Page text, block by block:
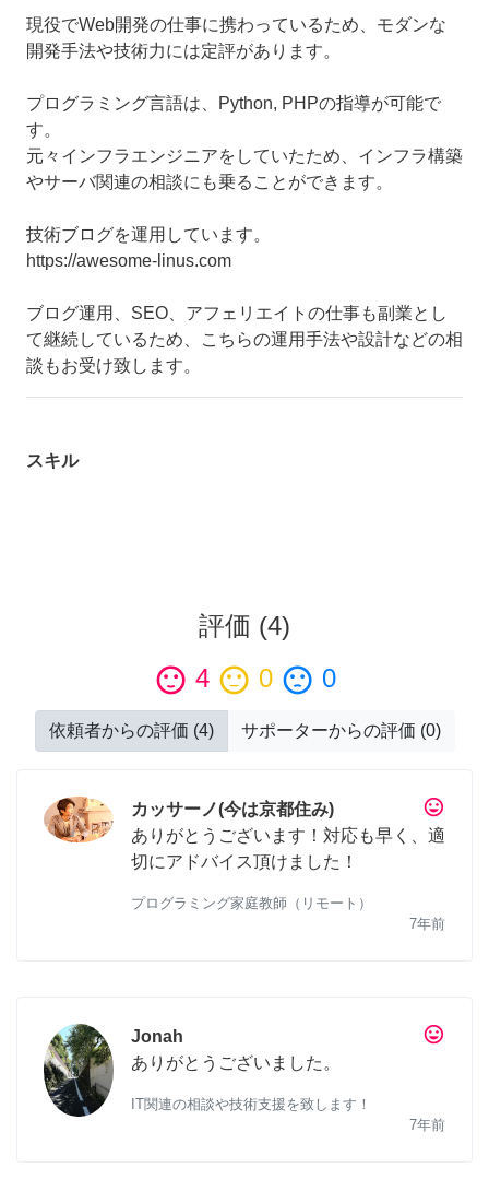
現役でWeb開発の仕事に携わっているため、モダンな
開発手法や技術力には定評があります。
プログラミング言語は、Python, PHPの指導が可能で
す。
元々インフラエンジニアをしていたため、インフラ構築
やサーバ関連の相談にも乗ることができます。
技術ブログを運用しています。
https://awesome-linus.com
ブログ運用、SEO、アフェリエイトの仕事も副業とし
て継続しているため、こちらの運用手法や設計などの相
談もお受け致します。
スキル
評価 (4)
sentiment_satisfied 4 sentiment_neutral 0 sentiment_dissatisfied 0
依頼者からの評価 (4) サポーターからの評価 (0)
tag_faces
カッサーノ(今は京都住み)
ありがとうございます！対応も早く、適
切にアドバイス頂けました！
プログラミング家庭教師（リモート）
7年前
tag_faces
Jonah
ありがとうございました。
IT関連の相談や技術支援を致します！
7年前